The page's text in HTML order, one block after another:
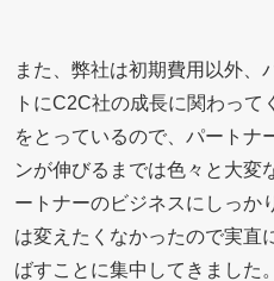
また、弊社は初期費用以外、
トにC2C社の成長に関わっ
をとっているので、パートナ
ンが伸びるまでは色々と大変
ートナーのビジネスにしっか
は変えたくなかったので実直
ばすことに集中してきました。